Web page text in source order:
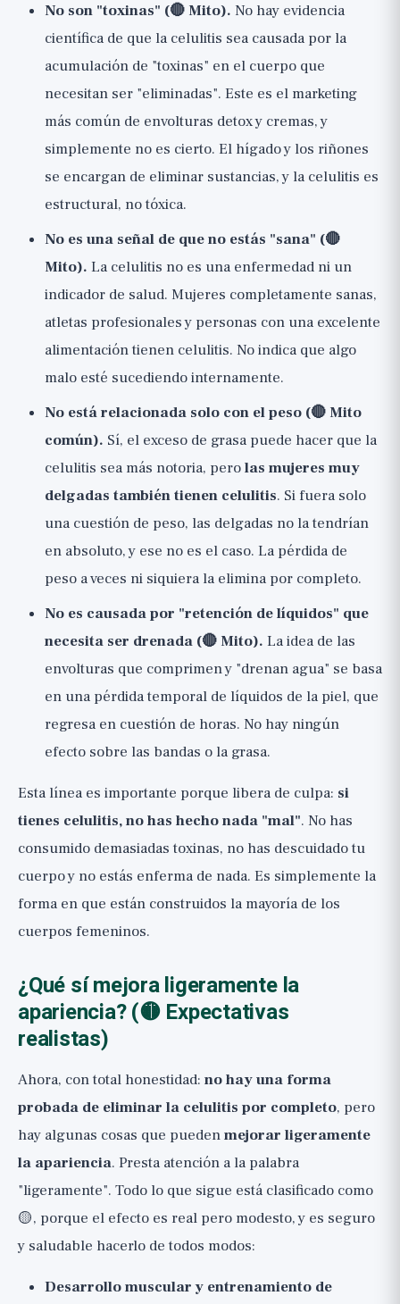
No son "toxinas" (🔴 Mito). No hay evidencia
científica de que la celulitis sea causada por la
acumulación de "toxinas" en el cuerpo que
necesitan ser "eliminadas". Este es el marketing
más común de envolturas detox y cremas, y
simplemente no es cierto. El hígado y los riñones
se encargan de eliminar sustancias, y la celulitis es
estructural, no tóxica.
No es una señal de que no estás "sana" (🔴
Mito). La celulitis no es una enfermedad ni un
indicador de salud. Mujeres completamente sanas,
atletas profesionales y personas con una excelente
alimentación tienen celulitis. No indica que algo
malo esté sucediendo internamente.
No está relacionada solo con el peso (🔴 Mito
común). Sí, el exceso de grasa puede hacer que la
celulitis sea más notoria, perolas mujeres muy
delgadas también tienen celulitis. Si fuera solo
una cuestión de peso, las delgadas no la tendrían
en absoluto, y ese no es el caso. La pérdida de
peso a veces ni siquiera la elimina por completo.
No es causada por "retención de líquidos" que
necesita ser drenada (🔴 Mito). La idea de las
envolturas que comprimen y "drenan agua" se basa
en una pérdida temporal de líquidos de la piel, que
regresa en cuestión de horas. No hay ningún
efecto sobre las bandas o la grasa.
Esta línea es importante porque libera de culpa: si
tienes celulitis, no has hecho nada "mal". No has
consumido demasiadas toxinas, no has descuidado tu
cuerpo y no estás enferma de nada. Es simplemente la
forma en que están construidos la mayoría de los
cuerpos femeninos.
¿Qué sí mejora ligeramente la
apariencia? (🟡 Expectativas
realistas)
Ahora, con total honestidad: no hay una forma
probada de eliminar la celulitis por completo, pero
hay algunas cosas que puedenmejorar ligeramente
la apariencia. Presta atención a la palabra
"ligeramente". Todo lo que sigue está clasificado como
🟡, porque el efecto es real pero modesto, y es seguro
y saludable hacerlo de todos modos:
Desarrollo muscular y entrenamiento de